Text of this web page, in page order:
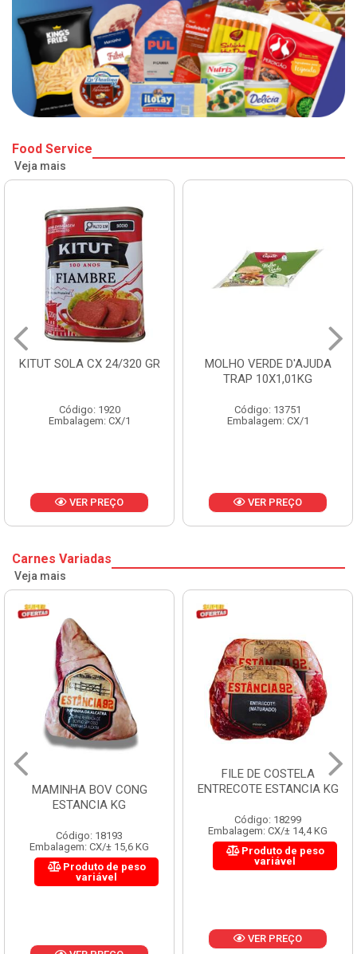
Food Service
Veja mais
320 GR
MOLHO VERDE D'AJUDA
Embalagem: CX/1
VER PREÇO
FRUTAS
VER
Carnes Variadas
Veja mais
MAMINHA BOV CONG
ESTANCIA KG
Código: 18193
Embalagem: CX/± 15,6 KG
Produto de peso
variável
FILE DE COSTELA
ENTRECOTE ESTANCIA KG
Código: 18299
Embalagem: CX/± 14,4 KG
Produto de peso
variável
VER PREÇO